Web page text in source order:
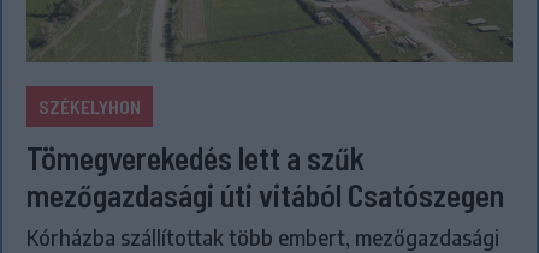
SZÉKELYHON
Tömegverekedés lett a szűk
mezőgazdasági úti vitából Csatószegen
Kórházba szállítottak több embert, mezőgazdasági